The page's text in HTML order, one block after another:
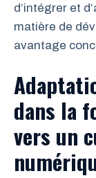
d’intégrer et
matière de
avantage
dans la
vers un